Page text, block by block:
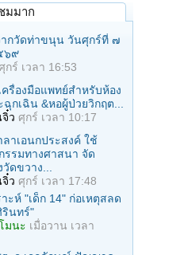
มมาก
ากวัดท่าขนุน วันศุกร์ที่ ๗
๖๙
กร์ เวลา 16:53
ครื่องมือแพทย์สำหรับห้อง
กเฉิน &หอผู้ป่วยวิกฤต...
ว ศุกร์ เวลา 10:17
าเอนกประสงค์ ใช้
รรมทางศาสนา จัด
ดขวาง...
ว ศุกร์ เวลา 17:48
ะห์ "เด็ก 14" ก่อเหตุสลด
รินทร์"
มนะ เมื่อวาน เวลา